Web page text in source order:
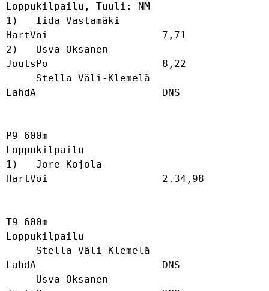
Loppukilpailu, Tuuli: NM
1)   Iida Vastamäki
HartVoi                   7,71
2)   Usva Oksanen
JoutsPo                   8,22
LahdA                     DNS
P9 600m
Loppukilpailu
1)   Jore Kojola
HartVoi                   2.34,98
T9 600m
Loppukilpailu
LahdA                     DNS